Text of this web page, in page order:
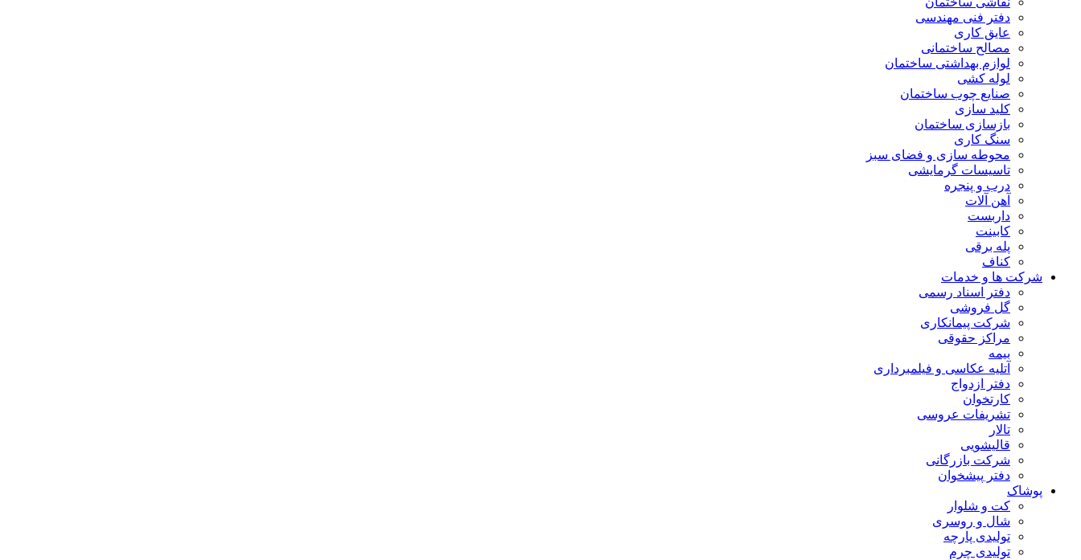
دفتر فنی مهندسی
عایق کاری
مصالح ساختمانی
لوازم بهداشتی ساختمان
لوله کشی
صنایع چوب ساختمان
کلید سازی
بازسازی ساختمان
سنگ کاری
محوطه سازی و فضای سبز
تاسیسات گرمایشی
درب و پنجره
آهن آلات
داربست
کابینت
پله برقی
کناف
شرکت ها و خدمات
دفتر اسناد رسمی
گل فروشی
شرکت پیمانکاری
مراکز حقوقی
بیمه
آتلیه عکاسی و فیلمبرداری
دفتر ازدواج
کارتخوان
تشریفات عروسی
تالار
قالیشویی
شرکت بازرگانی
دفتر پیشخوان
پوشاک
کت و شلوار
شال و روسری
تولیدی پارچه
تولیدی چرم